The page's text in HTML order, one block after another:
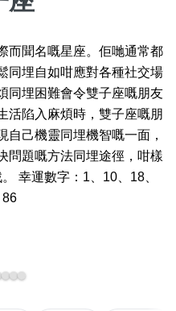
七 八
全部分類
搜尋
而聞名嘅星座。佢哋通常都
同埋自如咁應對各種社交場
同埋困難會令雙子座嘅朋友
活陷入麻煩時，雙子座嘅朋
自己機靈同埋機智嘅一面，
問題嘅方法同埋途徑，咁樣
幸運數字：1、10、18、
86